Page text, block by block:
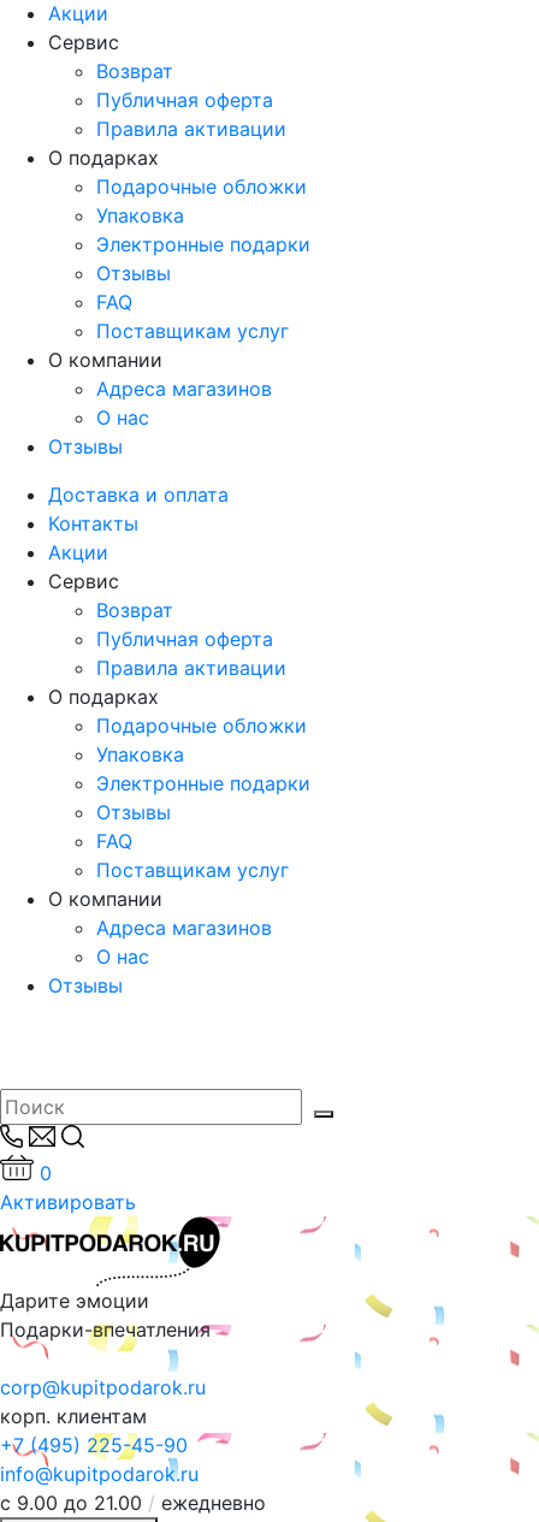
Акции
Сервис
Возврат
Публичная оферта
Правила активации
О подарках
Подарочные обложки
Упаковка
Электронные подарки
Отзывы
FAQ
Поставщикам услуг
О компании
Адреса магазинов
О нас
Отзывы
Доставка и оплата
Контакты
Акции
Сервис
Возврат
Публичная оферта
Правила активации
О подарках
Подарочные обложки
Упаковка
Электронные подарки
Отзывы
FAQ
Поставщикам услуг
О компании
Адреса магазинов
О нас
Отзывы
0
Активировать
Дарите эмоции
Подарки-впечатления
corp@kupitpodarok.ru
корп. клиентам
+7 (495) 225-45-90
info@kupitpodarok.ru
с 9.00 до 21.00 / ежедневно